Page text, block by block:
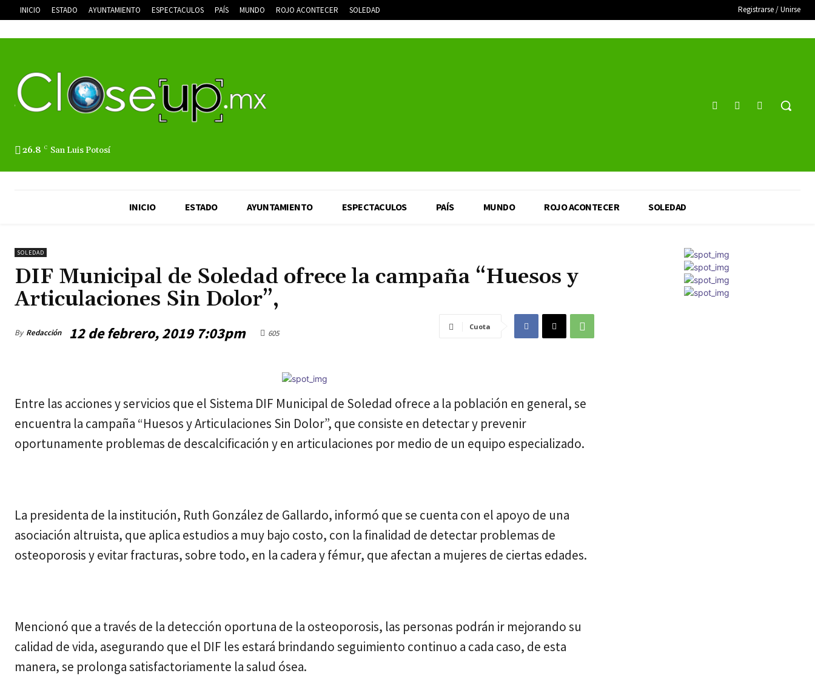
INICIO ESTADO AYUNTAMIENTO ESPECTACULOS PAÍS MUNDO ROJO ACONTECER SOLEDAD Registrarse / Unirse
26.8 C San Luis Potosí
INICIO ESTADO AYUNTAMIENTO ESPECTACULOS PAÍS MUNDO ROJO ACONTECER SOLEDAD
SOLEDAD
DIF Municipal de Soledad ofrece la campaña “Huesos y
Articulaciones Sin Dolor”,
By Redacción 12 de febrero, 2019 7:03pm 605
Cuota
Entre las acciones y servicios que el Sistema DIF Municipal de Soledad ofrece a la población en general, se
encuentra la campaña “Huesos y Articulaciones Sin Dolor”, que consiste en detectar y prevenir
oportunamente problemas de descalcificación y en articulaciones por medio de un equipo especializado.
La presidenta de la institución, Ruth González de Gallardo, informó que se cuenta con el apoyo de una
asociación altruista, que aplica estudios a muy bajo costo, con la finalidad de detectar problemas de
osteoporosis y evitar fracturas, sobre todo, en la cadera y fémur, que afectan a mujeres de ciertas edades.
Mencionó que a través de la detección oportuna de la osteoporosis, las personas podrán ir mejorando su
calidad de vida, asegurando que el DIF les estará brindando seguimiento continuo a cada caso, de esta
manera, se prolonga satisfactoriamente la salud ósea.